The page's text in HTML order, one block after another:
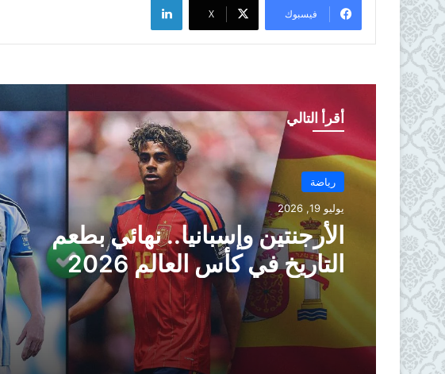
فيسبوك X
أقرأ التالي
رياضة
يوليو 19, 2026
الأرجنتين وإسبانيا.. نهائي بطعم
التاريخ في كأس العالم 2026